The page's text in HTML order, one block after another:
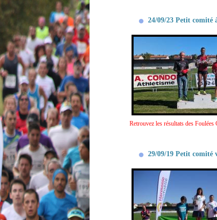
24/09/23 Petit comité
Retrouvez les résultats des
29/09/19 Petit comité